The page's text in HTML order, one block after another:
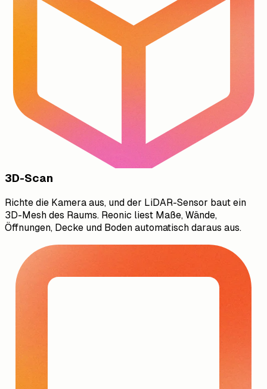
3D-Scan
Richte die Kamera aus, und der LiDAR-Sensor baut ein
3D-Mesh des Raums. Reonic liest Maße, Wände,
Öffnungen, Decke und Boden automatisch daraus aus.